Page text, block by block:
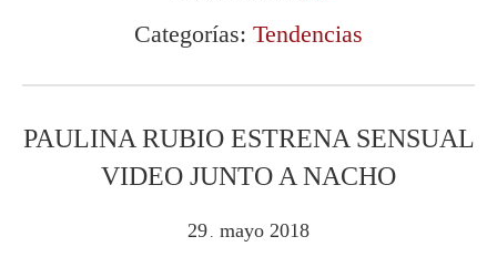
Categorías: Tendencias
PAULINA RUBIO ESTRENA SENSUAL
VIDEO JUNTO A NACHO
29 . mayo 2018